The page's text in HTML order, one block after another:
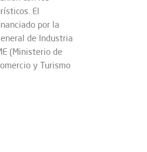
El
por la
de Industria
(Ministerio de
y Turismo